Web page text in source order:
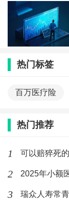
热门标签
百万医疗险
热门推荐
1 可以赔猝死
2 2025年小额
3 瑞众人寿常